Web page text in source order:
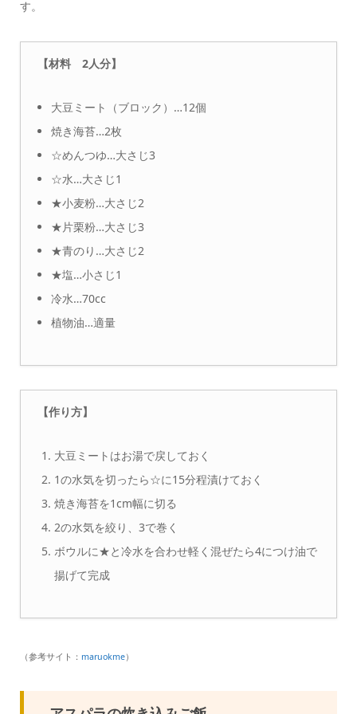
す。
【材料 2人分】
大豆ミート（ブロック）…12個
焼き海苔…2枚
☆めんつゆ…大さじ3
☆水…大さじ1
★小麦粉…大さじ2
★片栗粉…大さじ3
★青のり…大さじ2
★塩…小さじ1
冷水…70cc
植物油…適量
【作り方】
大豆ミートはお湯で戻しておく
1の水気を切ったら☆に15分程漬けておく
焼き海苔を1cm幅に切る
2の水気を絞り、3で巻く
ボウルに★と冷水を合わせ軽く混ぜたら4につけ油で
揚げて完成
（参考サイト： maruokme）